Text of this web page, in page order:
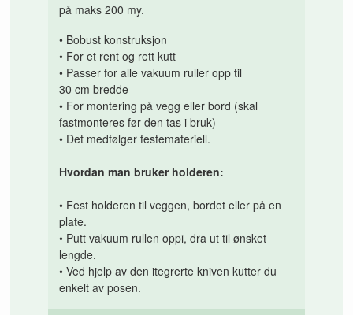
på maks200 my.
• Bobust konstruksjon
• For et rent og rett kutt
• Passer for alle vakuum ruller opp til
30 cm bredde
• For montering på vegg eller bord (skal
fastmonteres før den tas i bruk)
• Det medfølgerfestemateriell.
Hvordan man bruker holderen:
• Fest holderen til veggen, bordet eller på en
plate.
• Putt vakuum rullen oppi, dra ut til ønsket
lengde.
• Ved hjelp av den itegrerte kniven kutter du
enkelt av posen.